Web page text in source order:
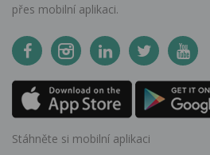
přes mobilní aplikaci.
Stáhněte si mobilní aplikaci